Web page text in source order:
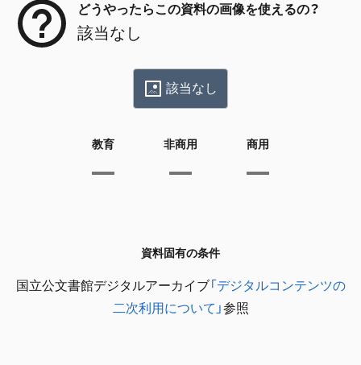
どうやったらこの資料の画像を使えるの？
該当なし
該当なし
教育 非商用 商用
資料固有の条件
国立公文書館デジタルアーカイブ「デジタルコンテンツの
二次利用について」参照